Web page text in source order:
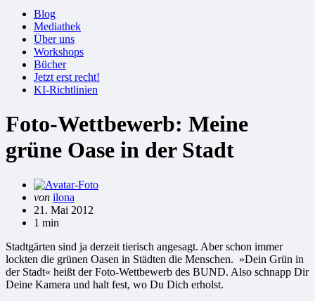
Blog
Mediathek
Über uns
Workshops
Bücher
Jetzt erst recht!
KI-Richtlinien
Foto-Wettbewerb: Meine
grüne Oase in der Stadt
Gepostet
von
von ilona
21. Mai 2012
1 min
Stadtgärten sind ja derzeit tierisch angesagt. Aber schon immer
lockten die grünen Oasen in Städten die Menschen. »Dein Grün in
der Stadt« heißt der Foto-Wettbewerb des BUND. Also schnapp Dir
Deine Kamera und halt fest, wo Du Dich erholst.